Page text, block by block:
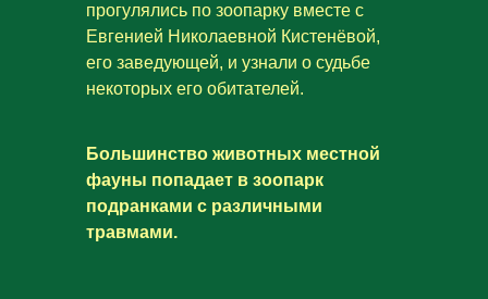
прогулялись по зоопарку вместе с
Евгенией Николаевной Кистенёвой,
его заведующей, и узнали о судьбе
некоторых его обитателей.
Большинство животных местной
фауны попадает в зоопарк
подранками с различными
травмами.